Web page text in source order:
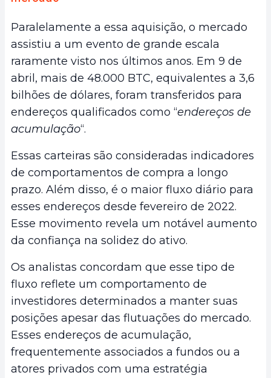
Paralelamente a essa aquisição, o mercado
assistiu a um evento de grande escala
raramente visto nos últimos anos. Em 9 de
abril, mais de 48.000 BTC, equivalentes a 3,6
bilhões de dólares, foram transferidos para
endereços qualificados como “endereços de
acumulação“.
Essas carteiras são consideradas indicadores
de comportamentos de compra a longo
prazo. Além disso, é o maior fluxo diário para
esses endereços desde fevereiro de 2022.
Esse movimento revela um notável aumento
da confiança na solidez do ativo.
Os analistas concordam que esse tipo de
fluxo reflete um comportamento de
investidores determinados a manter suas
posições apesar das flutuações do mercado.
Esses endereços de acumulação,
frequentemente associados a fundos ou a
atores privados com uma estratégia